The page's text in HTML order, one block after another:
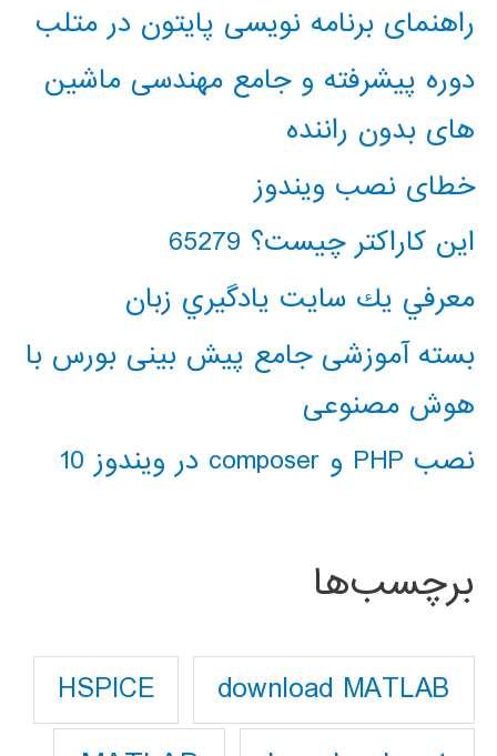
راهنمای برنامه نویسی پایتون در متلب
دوره پیشرفته و جامع مهندسی ماشین
های بدون راننده
خطای نصب ویندوز
این کاراکتر چیست؟ 65279
معرفي يك سايت يادگيري زبان
بسته آموزشی جامع پیش بینی بورس با
هوش مصنوعی
نصب PHP و composer در ویندوز 10
برچسب‌ها
download MATLAB
HSPICE